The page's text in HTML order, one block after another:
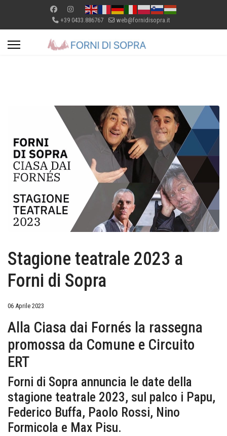
+39 0433.886767 web@fornidisopra.it
Stagione teatrale 2023 a
Forni di Sopra
06 Aprile 2023
Alla Ciasa dai Fornés la rassegna
promossa da Comune e Circuito
ERT
Forni di Sopra annuncia le date della
stagione teatrale 2023, sul palco i Papu,
Federico Buffa, Paolo Rossi, Nino
Formicola e Max Pisu.